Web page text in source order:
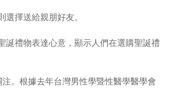
擇送給親朋好友。
誕禮物表達心意，顯示人們在選購聖誕禮
。根據去年台灣男性學暨性醫學醫學會